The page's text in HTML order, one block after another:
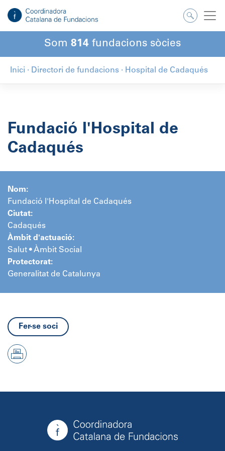
contingut
Som 814 fundacions sòcies
Inici · Directori de fundacions · Hospital de Cadaqués
Fundació l'Hospital de
Cadaqués
Nom:
Fundació l'Hospital de Cadaqués
Ciutat:
Cadaqués
Àmbit d'actuació:
Salut • Àmbit Social
Protectorat:
Generalitat de Catalunya
Fer-se soci